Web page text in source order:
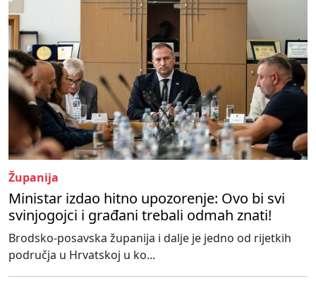
Županija
Ministar izdao hitno upozorenje: Ovo bi svi
svinjogojci i građani trebali odmah znati!
Brodsko-posavska županija i dalje je jedno od rijetkih
područja u Hrvatskoj u ko...